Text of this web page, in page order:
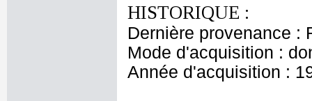
HISTORIQUE :
Dernière provenance :
Mode d'acquisition :
Année d'acquisition :